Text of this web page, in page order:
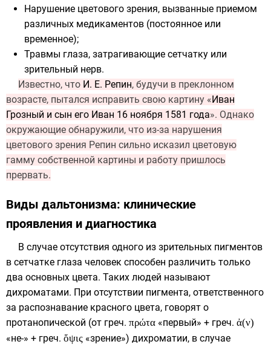
Нарушение цветового зрения, вызванные приемом
различных медикаментов (постоянное или
временное);
Травмы глаза, затрагивающие сетчатку или
зрительный нерв.
Известно, что И. Е. Репин, будучи в преклонном
возрасте, пытался исправить свою картину «Иван
Грозный и сын его Иван 16 ноября 1581 года». Однако
окружающие обнаружили, что из-за нарушения
цветового зрения Репин сильно исказил цветовую
гамму собственной картины и работу пришлось
прервать.
Виды дальтонизма: клинические
проявления и диагностика
В случае отсутствия одного из зрительных пигментов
в сетчатке глаза человек способен различить только
два основных цвета. Таких людей называют
дихроматами. При отсутствии пигмента, ответственного
за распознавание красного цвета, говорят о
протанопической (от греч. πρώτα «первый» + греч. ἀ(ν)
«не-» + греч. ὄψις «зрение») дихроматии, в случае